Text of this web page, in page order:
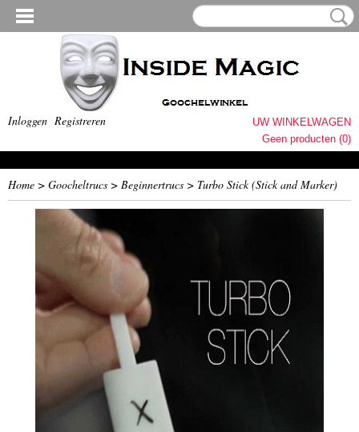
Inloggen Registreren
UW WINKELWAGEN
Geen producten (0)
Home > Goocheltrucs > Beginnertrucs > Turbo Stick (Stick and Marker)